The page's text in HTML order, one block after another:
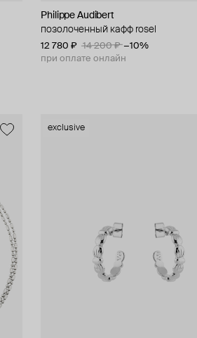
Philippe Audibert
позолоченный кафф rosel
12 780 ₽ 14 200 ₽ −10%
при оплате онлайн
exclusive